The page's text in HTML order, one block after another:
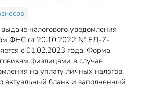
налогового уведомления
ФНС от 20.10.2022 № ЕД-7-
с 01.02.2023 года. Форма
физлицами в случае
на уплату личных налогов.
актуальный бланк и заполненный